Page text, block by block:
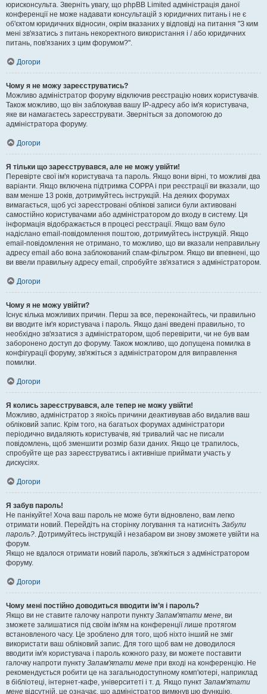
юрисконсульта. Зверніть увагу, що phpBB Limited адміністрація даної
конференції не може надавати консультацій з юридичних питань і не є
об'єктом юридичних відносин, окрім вказаних у відповіді на питання "З ким
мені зв'язатись з питань некоректного використання і / або юридичних
питань, пов'язаних з цим форумом?".
Догори
Чому я не можу зареєструватись?
Можливо адміністратор форуму відключив реєстрацію нових користувачів.
Також можливо, що він заблокував вашу IP-адресу або ім'я користувача,
яке ви намагаєтесь зареєструвати. Зверніться за допомогою до
адміністратора форуму.
Догори
Я тільки що зареєструвався, але не можу увійти!
Перевірте свої ім'я користувача та пароль. Якщо вони вірні, то можливі два
варіанти. Якщо включена підтримка COPPA і при реєстрації ви вказали, що
вам менше 13 років, дотримуйтесь інструкцій. На деяких форумах
вимагається, щоб усі зареєстровані облікові записи були активовані
самостійно користувачами або адміністратором до входу в систему. Ця
інформація відображається в процесі реєстрації. Якщо вам було
надіслано email-повідомлення поштою, дотримуйтесь інструкцій. Якщо
email-повідомлення не отримано, то можливо, що ви вказали неправильну
адресу email або вона заблокований спам-фільтром. Якщо ви впевнені, що
ви ввели правильну адресу email, спробуйте зв'язатися з адміністратором.
Догори
Чому я не можу увійти?
Існує кілька можливих причин. Перш за все, переконайтесь, чи правильно
ви вводите ім'я користувача і пароль. Якщо дані введені правильно, то
необхідно зв'язатися з адміністратором, щоб перевірити, чи не був вам
заборонено доступ до форуму. Також можливо, що допущена помилка в
конфігурації форуму, зв'яжіться з адміністратором для виправлення
помилки.
Догори
Я колись зареєструвався, але тепер не можу увійти!
Можливо, адміністратор з якоїсь причини деактивував або видалив ваш
обліковий запис. Крім того, на багатьох форумах адміністратори
періодично видаляють користувачів, які тривалий час не писали
повідомлень, щоб зменшити розмір бази даних. Якщо це трапилось,
спробуйте ще раз зареєструватись і активніше приймати участь у
дискусіях.
Догори
Я забув пароль!
Не панікуйте! Хоча ваш пароль не може бути відновлено, вам легко
отримати новий. Перейдіть на сторінку логування та натисніть Забули
пароль?. Дотримуйтесь інструкцій і незабаром ви знову зможете увійти на
форум.
Якщо не вдалося отримати новий пароль, зв'яжіться з адміністратором
форуму.
Догори
Чому мені постійно доводиться вводити ім’я і пароль?
Якщо ви не ставите галочку напроти пункту Запам'ятати мене, ви
зможете залишатися під своїм ім'ям на конференції лише протягом
встановленого часу. Це зроблено для того, щоб ніхто інший не зміг
використати ваш обліковий запис. Для того щоб вам не доводилося
вводити ім'я користувача і пароль кожного разу, ви можете поставити
галочку напроти пункту Запам'ятати мене при вході на конференцію. Не
рекомендується робити це на загальнодоступному комп'ютері, наприклад
в бібліотеці, інтернет-кафе, університеті і т. д. Якщо пункт Запам'ятати
мене відсутній, це означає, що адміністратор вимкнув цю функцію.